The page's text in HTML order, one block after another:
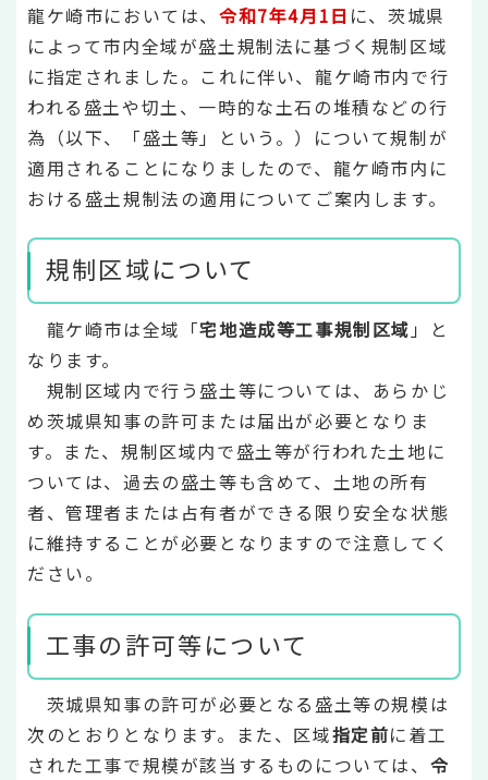
龍ケ崎市においては、 令和7年4月1日 に、茨城県
によって市内全域が盛土規制法に基づく規制区域
に指定されました。これに伴い、龍ケ崎市内で行
われる盛土や切土、一時的な土石の堆積などの行
為（以下、「盛土等」という。）について規制が
適用されることになりましたので、龍ケ崎市内に
おける盛土規制法の適用についてご案内します。
規制区域について
龍ケ崎市は全域「宅地造成等工事規制区域 」と
なります。
規制区域内で行う盛土等については、あらかじ
め茨城県知事の許可または届出が必要となりま
す。また、規制区域内で盛土等が行われた土地に
ついては、過去の盛土等も含めて、土地の所有
者、管理者または占有者ができる限り安全な状態
に維持することが必要となりますので注意してく
ださい。
工事の許可等について
茨城県知事の許可が必要となる盛土等の規模は
次のとおりとなります。また、区域指定前に着工
された工事で規模が該当するものについては、 令